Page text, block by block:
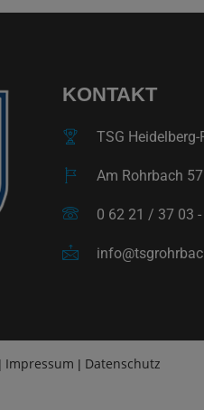
KONTAKT
TSG Heidelberg-
Am Rohrbach
0 62 21 / 37 03 -
Impressum | Datenschutz